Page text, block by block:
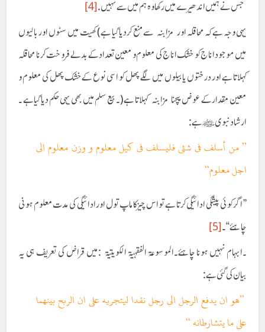
جس نے ہمیں اندھیرے میں رکھا وہ ہم میں سے نہیں . [4]
یہی وجہ ہے کہ محاقلہ اور مزابنہ سے منع کردیا گیا ہے) کھیت میں سٹوں اور بالیوں
میں موجود اناج کو خشک اناج کی معلوم و معین تعداد کے بدلے فروخت کرنا محاقلہ
کہلاتا ہے اور درختوں یا بیلوں میں لگے پھل کو اسی نوع کے خشک پھل کی معلوم و
معین مقدار کے عوض بیچنا مزابنہ کہلاتا ہے (۔ بیع سلم میں بھی یہی حکم دیا گیا ہے ۔
ارشاد نبویﷺ ہے:
’’ من أسلف فی شئی فليسلف فی کيل معلوم و وزن معلوم الی
اجل معلوم‘‘
’’ اگر کوئی پیشگی ادائیگی کرتا ہے تو اس چیز کاماپ تول اور ادائیگی کی مدت معلوم ہونی
چاہئے ‘‘ ۔ [5]
۔ابہام نہیں ہونا چاہئے۔الموسوعة الفقهية الکویتية :میں قراض کی تعریف ہی یہ
بیان کی گئی ہے:
’’ھو ان يدفع الرجل الی رجل نقدا ليتجريه علی ان الربح بينهما
علی ما يتشارطانه ‘‘